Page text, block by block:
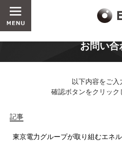
お問い合
以下内容をご入
確認ボタンをクリック
記事